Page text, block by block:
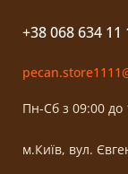
+38 068 634 11
Пн-Сб з 09:00 до
м.Київ, вул.